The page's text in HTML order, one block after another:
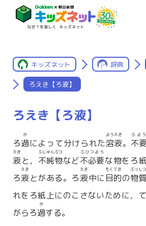
キッズネット 辞典
ろえき【ろ液】
ろえき【ろ液】
ろ過
か
によって分けられた溶液
ようえき
。 不要
ふよう
液
えき
と， 不純物
ふじゅんぶつ
など不必要
ふひつよう
な物をろ
ろ液
えき
とがある。ろ液
えき
中に 目的
もくてき
の物質
ぶっしつ
れをろ紙上にのこさないために，
がらろ過
か
する。